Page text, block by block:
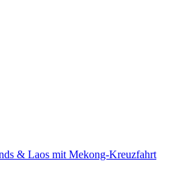
& Laos mit Mekong-Kreuzfahrt